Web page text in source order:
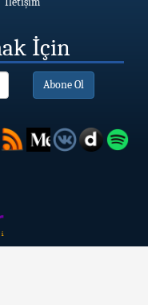
İçin
Abone Ol